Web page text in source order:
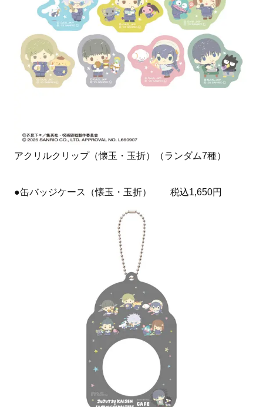
アクリルクリップ（懐玉・玉折）（ランダム7種）
●缶バッジケース（懐玉・玉折） 税込1,650円